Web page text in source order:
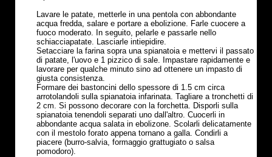
Lavare le patate, metterle in una pentola con abbondante
acqua fredda, salare e portare a ebolizione. Farle cuocere a
fuoco moderato. In seguito, pelarle e passarle nello
schiacciapatate. Lasciarle intiepidire.
Setacciare la farina sopra una spianatoia e mettervi il passato
di patate, l'uovo e 1 pizzico di sale. Impastare rapidamente e
lavorare per qualche minuto sino ad ottenere un impasto di
giusta consistenza.
Formare dei bastoncini dello spessore di 1.5 cm circa
arrotolandoli sulla spianatoia infarinata. Tagliare a tronchetti di
2 cm. Si possono decorare con la forchetta. Disporli sulla
spianatoia tenendoli separati uno dall'altro. Cuocerli in
abbondante acqua salata in ebolizone. Scolarli delicatamente
con il mestolo forato appena tornano a galla. Condirli a
piacere (burro-salvia, formaggio grattugiato o salsa
pomodoro).